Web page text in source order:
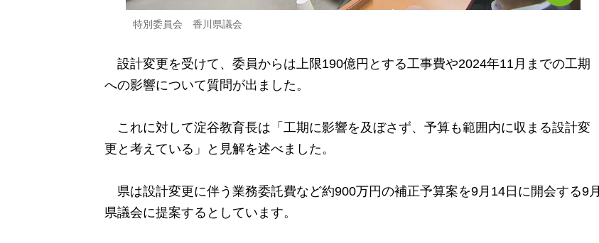
特別委員会 香川県議会
設計変更を受けて、委員からは上限190億円とする工事費や2024年11月までの工期
への影響について質問が出ました。
これに対して淀谷教育長は「工期に影響を及ぼさず、予算も範囲内に収まる設計変
更と考えている」と見解を述べました。
県は設計変更に伴う業務委託費など約900万円の補正予算案を9月14日に開会する9月
県議会に提案するとしています。